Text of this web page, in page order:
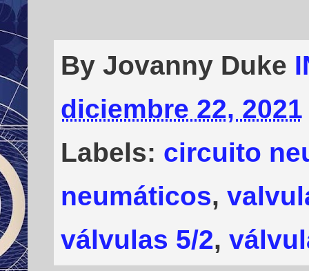
By Jovanny Duke
diciembre 22, 2021
Labels: circuito
neumáticos,
válvulas 5/2,